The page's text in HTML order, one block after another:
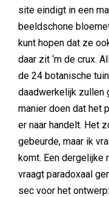
site eindigt in een
beeldschone
kunt hopen dat ze
daar zit ‘m de crux.
de 24 botanische
daadwerkelijk zullen
manier doen dat het
er naar handelt. Het
gebeurde, maar ik
komt. Een dergelijke
vraagt paradoxaal
sec voor het